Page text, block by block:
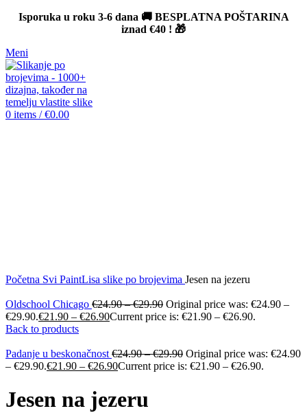
Isporuka u roku 3-6 dana 🚚 BESPLATNA POŠTARINA
iznad €40 ! 🎁
Meni
0 items / €0.00
Početna Svi PaintLisa slike po brojevima Jesen na jezeru
Oldschool Chicago €24.90–€29.90 Original price was: €24.90 –
€29.90.€21.90 – €26.90Current price is: €21.90 – €26.90.
Back to products
Padanje u beskonačnost €24.90–€29.90 Original price was: €24.90
– €29.90.€21.90 – €26.90Current price is: €21.90 – €26.90.
Jesen na jezeru